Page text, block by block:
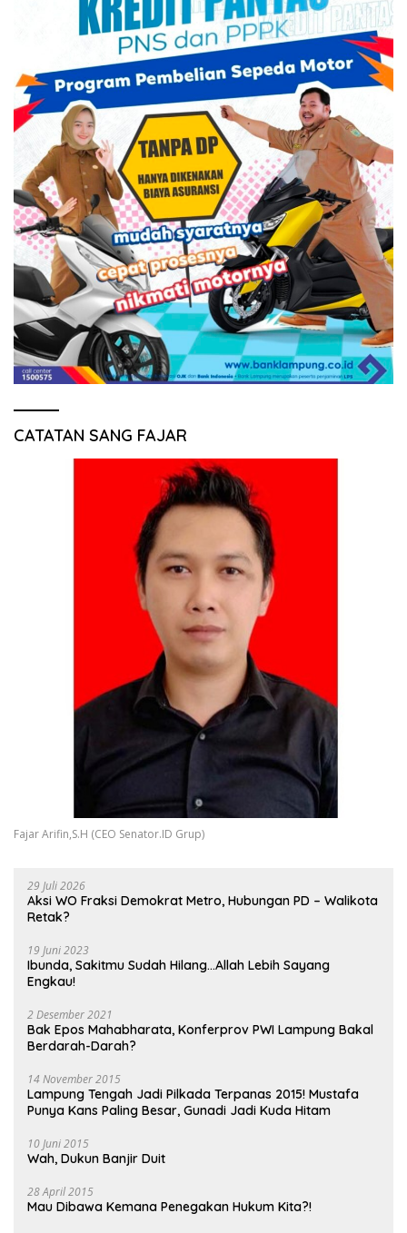
CATATAN SANG FAJAR
Fajar Arifin,S.H (CEO Senator.ID Grup)
29 Juli 2026
Aksi WO Fraksi Demokrat Metro, Hubungan PD – Walikota
Retak?
19 Juni 2023
Ibunda, Sakitmu Sudah Hilang…Allah Lebih Sayang
Engkau!
2 Desember 2021
Bak Epos Mahabharata, Konferprov PWI Lampung Bakal
Berdarah-Darah?
14 November 2015
Lampung Tengah Jadi Pilkada Terpanas 2015! Mustafa
Punya Kans Paling Besar, Gunadi Jadi Kuda Hitam
10 Juni 2015
Wah, Dukun Banjir Duit
28 April 2015
Mau Dibawa Kemana Penegakan Hukum Kita?!